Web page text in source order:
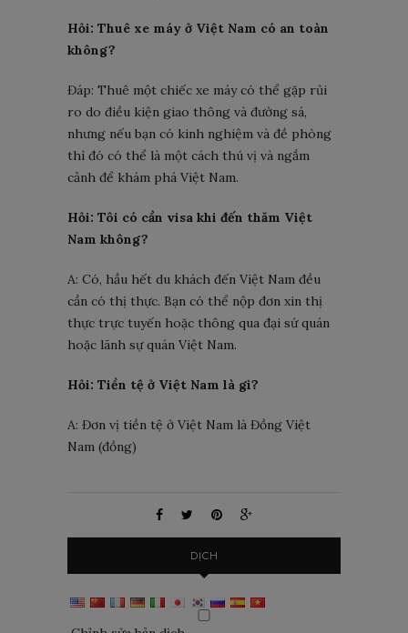
Hỏi: Thuê xe máy ở Việt Nam có an toàn
không?
Đáp: Thuê một chiếc xe máy có thể gặp rủi
ro do điều kiện giao thông và đường sá,
nhưng nếu bạn có kinh nghiệm và đề phòng
thì đó có thể là một cách thú vị và ngắm
cảnh để khám phá Việt Nam.
Hỏi: Tôi có cần visa khi đến thăm Việt
Nam không?
A: Có, hầu hết du khách đến Việt Nam đều
cần có thị thực. Bạn có thể nộp đơn xin thị
thực trực tuyến hoặc thông qua đại sứ quán
hoặc lãnh sự quán Việt Nam.
Hỏi: Tiền tệ ở Việt Nam là gì?
A: Đơn vị tiền tệ ở Việt Nam là Đồng Việt
Nam (đồng)
DỊCH